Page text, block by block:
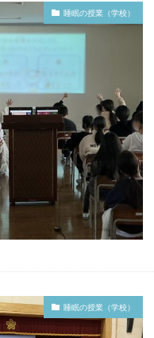
睡眠の授業（学校）
睡眠の授業（学校）